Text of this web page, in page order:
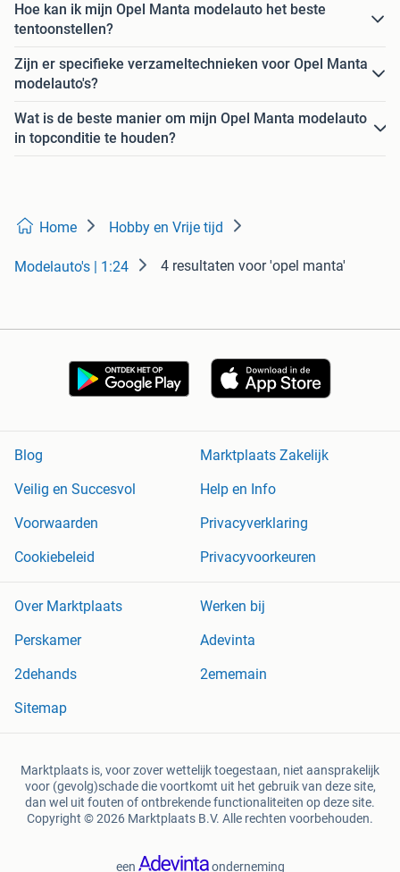
Hoe kan ik mijn Opel Manta modelauto het beste
tentoonstellen?
Zijn er specifieke verzameltechnieken voor Opel Manta
modelauto's?
Wat is de beste manier om mijn Opel Manta modelauto
in topconditie te houden?
Home Hobby en Vrije tijd
Modelauto's | 1:24 4 resultaten voor 'opel manta'
Blog
Marktplaats Zakelijk
Veilig en Succesvol
Help en Info
Voorwaarden
Privacyverklaring
Cookiebeleid
Privacyvoorkeuren
Over Marktplaats
Werken bij
Perskamer
Adevinta
2dehands
2ememain
Sitemap
Marktplaats is, voor zover wettelijk toegestaan, niet aansprakelijk
voor (gevolg)schade die voortkomt uit het gebruik van deze site,
dan wel uit fouten of ontbrekende functionaliteiten op deze site.
Copyright © 2026 Marktplaats B.V. Alle rechten voorbehouden.
een onderneming